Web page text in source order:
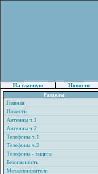
На главную Новости
Разделы
Главная
Новости
Антенны ч.1
Антенны ч.2
Телефоны ч.1
Телефоны ч.2
Телефоны - защита
Безопасность
Металлоискатели